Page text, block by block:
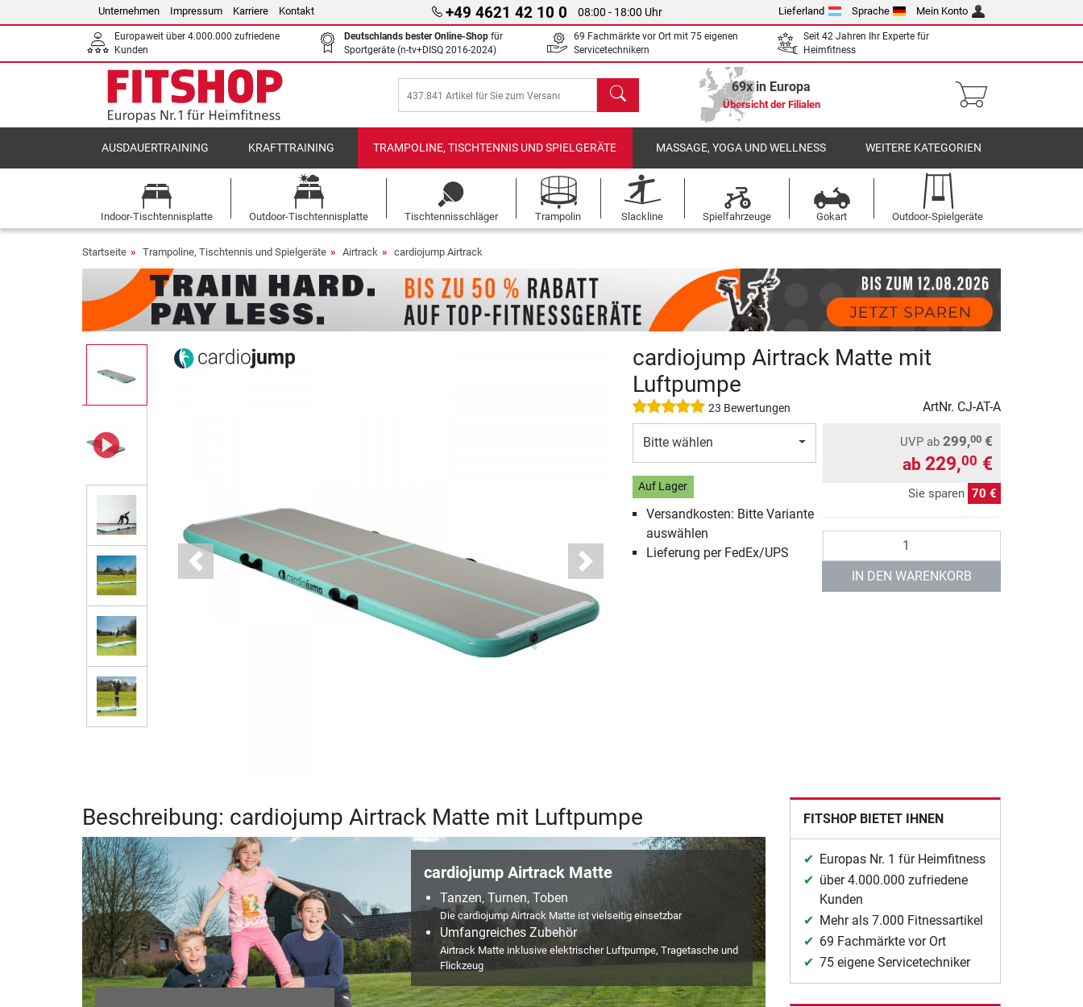
Unternehmen Impressum Karriere Kontakt +49 4621 42 10 0 08:00 - 18:00 Uhr Lieferland Sprache Mein Konto
Europaweit über 4.000.000 zufriedene
Kunden
Deutschlands bester Online-Shop für
Sportgeräte (n-tv+DISQ 2016-2024)
69 Fachmärkte vor Ort mit 75 eigenen
Servicetechnikern
Seit 42 Jahren Ihr Experte für
Heimfitness
Suchen 69x in Europa
Übersicht der Filialen
AUSDAUERTRAINING KRAFTTRAINING TRAMPOLINE, TISCHTENNIS UND SPIELGERÄTE MASSAGE, YOGA UND WELLNESS WEITERE KATEGORIEN
Indoor-Tischtennisplatte Outdoor-Tischtennisplatte Tischtennisschläger Trampolin Slackline Spielfahrzeuge Gokart Outdoor-Spielgeräte
Startseite Trampoline, Tischtennis und Spielgeräte Airtrack cardiojump Airtrack
Previous Next
cardiojump Airtrack Matte mit
Luftpumpe
23 Bewertungen ArtNr. CJ-AT-A
Bitte wählen
Auf Lager
Versandkosten: Bitte Variante
auswählen
Lieferung per FedEx/UPS
UVP ab 299,00 €
ab 229,00 €
Sie sparen 70 €
IN DEN WARENKORB
Beschreibung: cardiojump Airtrack Matte mit Luftpumpe
cardiojump Airtrack Matte
Tanzen, Turnen, Toben
Die cardiojump Airtrack Matte ist vielseitig einsetzbar
Umfangreiches Zubehör
Airtrack Matte inklusive elektrischer Luftpumpe, Tragetasche und
Flickzeug
FITSHOP BIETET IHNEN
Europas Nr. 1 für Heimfitness
über 4.000.000 zufriedene
Kunden
Mehr als 7.000 Fitnessartikel
69 Fachmärkte vor Ort
75 eigene Servicetechniker